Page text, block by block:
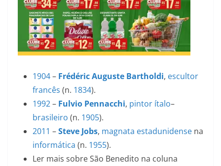
1904– Frédéric Auguste Bartholdi, escultor
francês (n. 1834).
1992– Fulvio Pennacchi, pintor ítalo–
brasileiro (n. 1905).
2011 –Steve Jobs, magnata estadunidense na
informática (n. 1955).
Ler mais sobre São Benedito na coluna